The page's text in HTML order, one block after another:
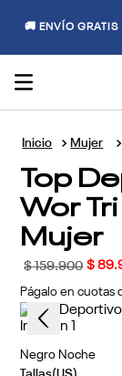
🚚 ENVÍO
Mujer
Top
Wor
Mujer
$ 159.900 $ 89.
Págalo en cuotas
Negro Noche